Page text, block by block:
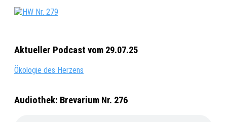
Aktueller Podcast vom 29.07.25
Ökologie des Herzens
Audiothek: Brevarium Nr. 276